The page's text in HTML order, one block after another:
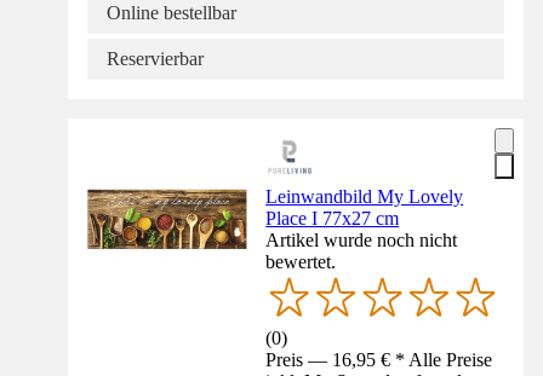
Online bestellbar
Reservierbar
Leinwandbild My Lovely
Place I 77x27 cm
Artikel wurde noch nicht
bewertet.
(0)
Preis — 16,95 € * Alle Preise